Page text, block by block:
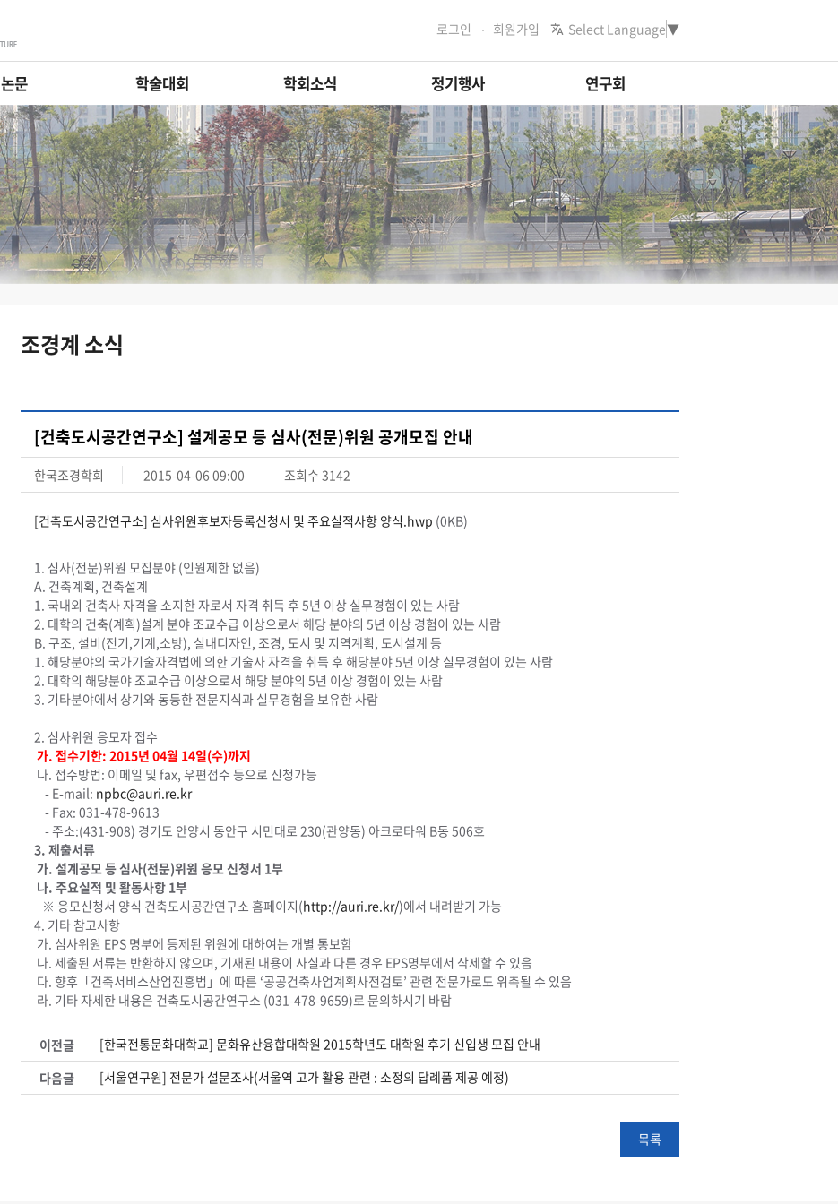
로그인 회원가입 Select Language▼
논문 학술대회 학회소식 정기행사 연구회
조경계 소식
[건축도시공간연구소] 설계공모 등 심사(전문)위원 공개모집 안내
한국조경학회 2015-04-06 09:00 조회수 3142
[건축도시공간연구소] 심사위원후보자등록신청서 및 주요실적사항 양식.hwp (0KB)
1. 심사(전문)위원 모집분야 (인원제한 없음)
A. 건축계획, 건축설계
1. 국내외 건축사 자격을 소지한 자로서 자격 취득 후 5년 이상 실무경험이 있는 사람
2. 대학의 건축(계획)설계 분야 조교수급 이상으로서 해당 분야의 5년 이상 경험이 있는 사람
B. 구조, 설비(전기,기계,소방), 실내디자인, 조경, 도시 및 지역계획, 도시설계 등
1. 해당분야의 국가기술자격법에 의한 기술사 자격을 취득 후 해당분야 5년 이상 실무경험이 있는 사람
2. 대학의 해당분야 조교수급 이상으로서 해당 분야의 5년 이상 경험이 있는 사람
3. 기타분야에서 상기와 동등한 전문지식과 실무경험을 보유한 사람
2. 심사위원 응모자 접수
가. 접수기한: 2015년 04월 14일(수)까지
나. 접수방법: 이메일 및 fax, 우편접수 등으로 신청가능
- E-mail: npbc@auri.re.kr
- Fax: 031-478-9613
- 주소:(431-908) 경기도 안양시 동안구 시민대로 230(관양동) 아크로타워 B동 506호
3. 제출서류
가. 설계공모 등 심사(전문)위원 응모 신청서 1부
나. 주요실적 및 활동사항 1부
※ 응모신청서 양식 건축도시공간연구소 홈페이지(http://auri.re.kr/)에서 내려받기 가능
4. 기타 참고사항
가. 심사위원 EPS 명부에 등제된 위원에 대하여는 개별 통보함
나. 제출된 서류는 반환하지 않으며, 기재된 내용이 사실과 다른 경우 EPS명부에서 삭제할 수 있음
다. 향후「건축서비스산업진흥법」에 따른 ‘공공건축사업계획사전검토’ 관련 전문가로도 위촉될 수 있음
라. 기타 자세한 내용은 건축도시공간연구소 (031-478-9659)로 문의하시기 바람
이전글
[한국전통문화대학교] 문화유산융합대학원 2015학년도 대학원 후기 신입생 모집 안내
다음글
[서울연구원] 전문가 설문조사(서울역 고가 활용 관련 : 소정의 답례품 제공 예정)
목록